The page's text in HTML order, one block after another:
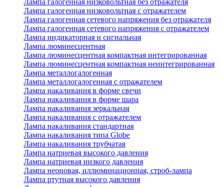
Лампа галогенная низковольтная без отражателя
Лампа галогенная низковольтная с отражателем
Лампа галогенная сетевого напряжения без отражателя
Лампа галогенная сетевого напряжения с отражателем
Лампа индикаторная и сигнальная
Лампа люминесцентная
Лампа люминесцентная компактная интегрированная
Лампа люминесцентная компактная неинтегрированная
Лампа металлогалогенная
Лампа металлогалогенная с отражателем
Лампа накаливания в форме свечи
Лампа накаливания в форме шара
Лампа накаливания зеркальная
Лампа накаливания с отражателем
Лампа накаливания стандартная
Лампа накаливания типа Globe
Лампа накаливания трубчатая
Лампа натриевая высокого давления
Лампа натриевая низкого давления
Лампа неоновая, иллюминационная, строб-лампа
Лампа ртутная высокого давления